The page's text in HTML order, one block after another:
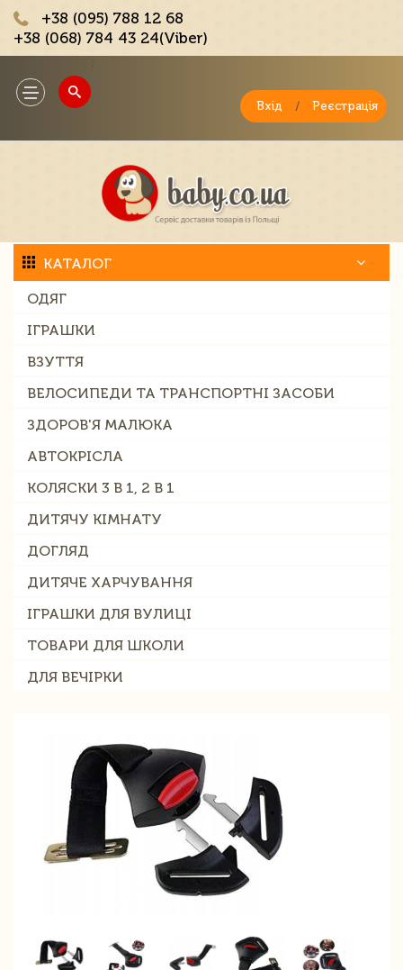
+38 (095) 788 12 68
+38 (068) 784 43 24(Viber)
Toggle
navigation
Вхід / Реєстрація
КАТАЛОГ
ОДЯГ
ІГРАШКИ
ВЗУТТЯ
ВЕЛОСИПЕДИ ТА ТРАНСПОРТНІ ЗАСОБИ
ЗДОРОВ'Я МАЛЮКА
АВТОКРІСЛА
КОЛЯСКИ 3 В 1, 2 В 1
ДИТЯЧУ КІМНАТУ
ДОГЛЯД
ДИТЯЧЕ ХАРЧУВАННЯ
ІГРАШКИ ДЛЯ ВУЛИЦІ
ТОВАРИ ДЛЯ ШКОЛИ
ДЛЯ ВЕЧІРКИ